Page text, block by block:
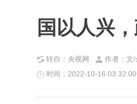
国以人兴
转自：央视网
作者：文
时间：2022-10-16